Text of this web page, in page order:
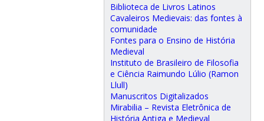
Biblioteca de Livros Latinos
Cavaleiros Medievais: das fontes à
comunidade
Fontes para o Ensino de História
Medieval
Instituto de Brasileiro de Filosofia
e Ciência Raimundo Lúlio (Ramon
Llull)
Manuscritos Digitalizados
Mirabilia – Revista Eletrônica de
História Antiga e Medieval